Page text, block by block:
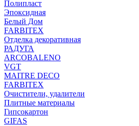
Полипласт
Эпоксидная
Белый Дом
FARBITEX
Отделка декоративная
РАДУГА
ARCOBALENO
VGT
MAITRE DECO
FARBITEX
Очистители, удалители
Плитные материалы
Гипсокартон
GIFAS